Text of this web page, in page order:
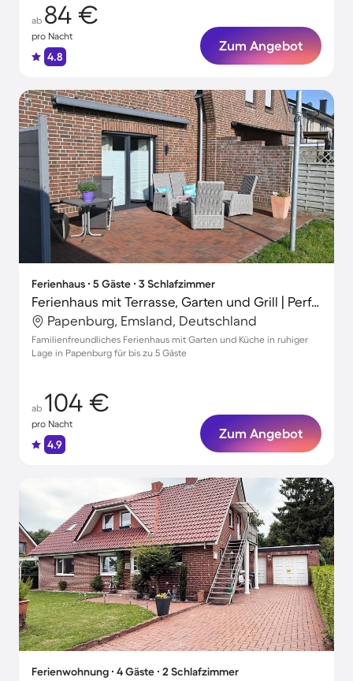
ab 84 €
pro Nacht
4.8
Zum Angebot
Ferienhaus ∙ 5 Gäste ∙ 3 Schlafzimmer
Ferienhaus mit Terrasse, Garten und Grill | Perfekt für die Arbeit von Zuhause
Papenburg, Emsland, Deutschland
Familienfreundliches Ferienhaus mit Garten und Küche in ruhiger
Lage in Papenburg für bis zu 5 Gäste
ab 104 €
pro Nacht
4.9
Zum Angebot
Ferienwohnung ∙ 4 Gäste ∙ 2 Schlafzimmer